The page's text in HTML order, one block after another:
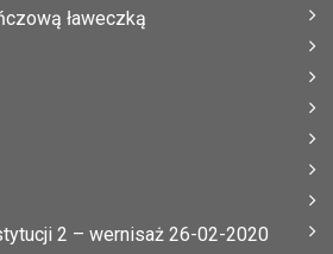
ławeczką
2 – wernisaż 26-02-2020